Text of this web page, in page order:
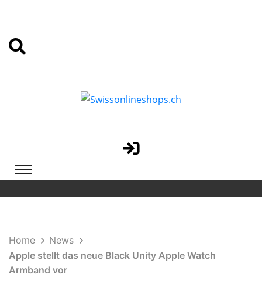
Home
News
Apple stellt das neue Black Unity Apple Watch
Armband vor